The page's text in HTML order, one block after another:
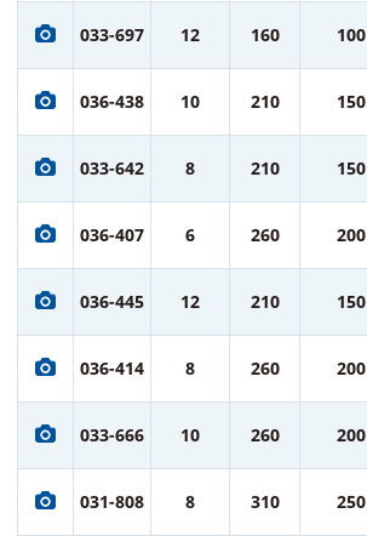
033-697 12 160 100
036-438 10 210 150
033-642 8 210 150
036-407 6 260 200
036-445 12 210 150
036-414 8 260 200
033-666 10 260 200
031-808 8 310 250